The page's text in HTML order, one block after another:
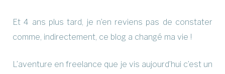
Et 4 ans plus tard, je n’en reviens pas de constater
comme, indirectement, ce blog a changé ma vie !
L’aventure en freelance que je vis aujourd’hui c’est un